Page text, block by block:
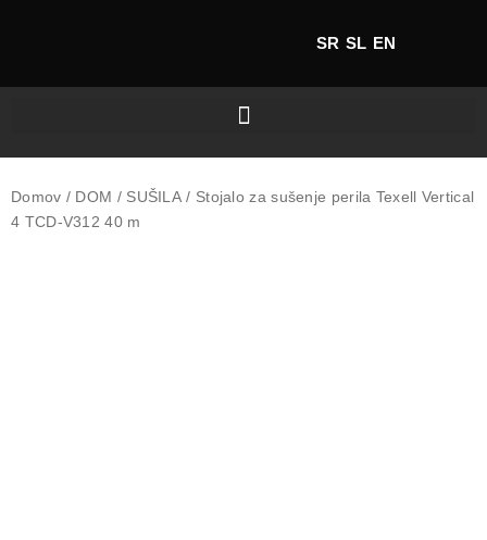
SR SL EN
Domov / DOM / SUŠILA / Stojalo za sušenje perila Texell Vertical
4 TCD-V312 40 m